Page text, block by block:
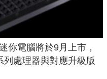
你電腦將於9月上市，
處理器與對應升級版